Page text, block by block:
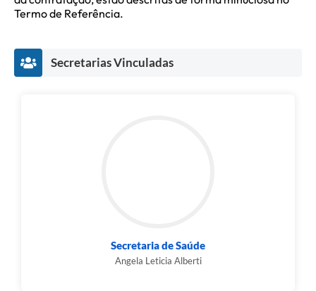
IPTU
Plano de Governo
Termo de Referência.
Secretarias Vinculadas
Secretaria de Saúde
Angela Leticia Alberti